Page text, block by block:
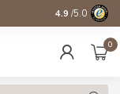
Gratis
4.9 /5.0
0